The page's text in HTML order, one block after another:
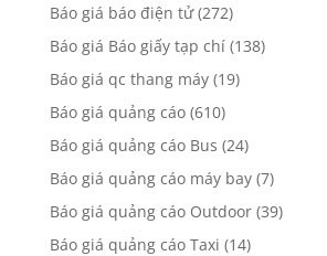
Báo giá báo điện tử(272)
Báo giá Báo giấy tạp chí(138)
Báo giá qc thang máy(19)
Báo giá quảng cáo(610)
Báo giá quảng cáo Bus (24)
Báo giá quảng cáo máy bay(7)
Báo giá quảng cáo Outdoor(39)
Báo giá quảng cáo Taxi (14)